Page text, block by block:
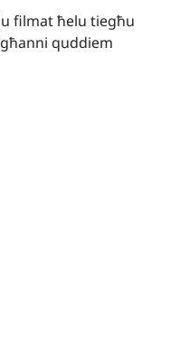
filmat ħelu tiegħu
quddiem